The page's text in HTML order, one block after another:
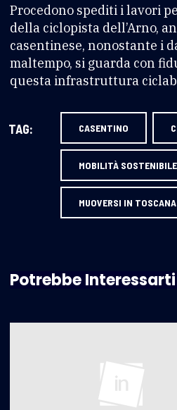
Procedono spediti i lavori
della ciclopista dell’Arno,
casentinese, nonostante i
maltempo, si guarda con
questa infrastruttura
TAG: CASENTINO
MOBILITÀ SOSTENIBILE
MUOVERSI IN TOSCANA
Potrebbe